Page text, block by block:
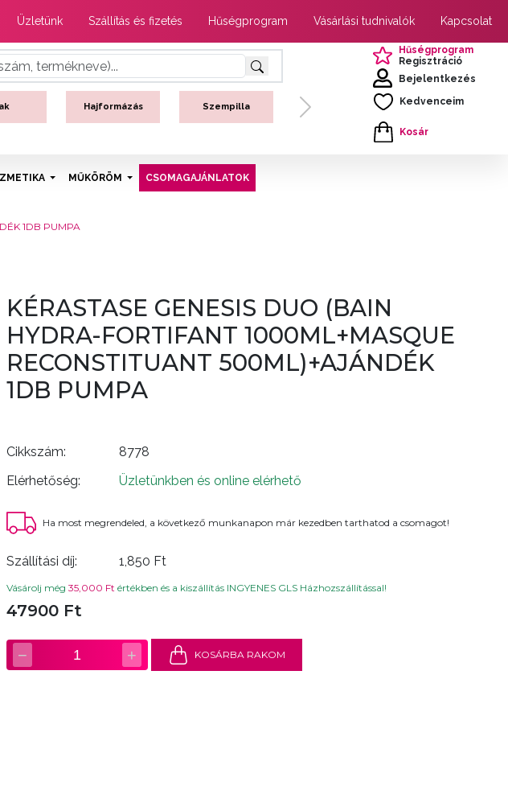
Üzletünk Szállítás és fizetés Hűségprogram Vásárlási tudnivalók Kapcsolat
Hajformázás Szempilla
Next
Hűségprogram
Regisztráció
Bejelentkezés
Kedvenceim
Kosár
MŰKÖRÖM CSOMAGAJÁNLATOK
1DB PUMPA
KÉRASTASE GENESIS DUO (BAIN
HYDRA-FORTIFANT 1000ML+MASQUE
RECONSTITUANT 500ML)+AJÁNDÉK
1DB PUMPA
Cikkszám:
8778
Elérhetőség:
Üzletünkben és online elérhető
Ha most megrendeled, a következő munkanapon már kezedben tarthatod a csomagot!
Szállítási díj: 1,850 Ft
Vásárolj még 35,000 Ft értékben és a kiszállítás INGYENES GLS Házhozszállítással!
47900 Ft
− 1 + KOSÁRBA RAKOM